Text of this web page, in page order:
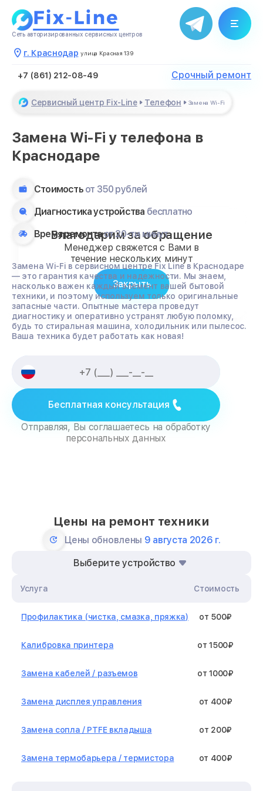
Сеть авторизированных сервисных центров
г. Краснодар улица Красная 139
+7 (861) 212-08-49 Срочный ремонт
Сервисный центр Fix-Line Телефон Замена Wi-Fi
Замена Wi-Fi у телефона в
Краснодаре
Стоимость от 350 рублей
Диагностика устройства бесплатно
Время ремонтаот 20-ти минут
Замена Wi-Fi в сервисном центре Fix Line в Краснодаре
— это гарантия качества и надежности. Мы знаем,
насколько важен каждый элемент вашей бытовой
техники, и поэтому используем только оригинальные
запасные части. Опытные мастера проведут
диагностику и оперативно устранят любую поломку,
будь то стиральная машина, холодильник или пылесос.
Ваша техника будет работать как новая!
Бесплатная консультация
Отправляя, Вы соглашаетесь на обработку
персональных данных
Цены на ремонт техники
Цены обновлены 9 августа 2026 г.
Выберите устройство
Услуга Стоимость
Профилактика (чистка, смазка, пряжка) от 500₽
Калибровка принтера от 1500₽
Замена кабелей / разъемов от 1000₽
Замена дисплея управления от 400₽
Замена сопла / PTFE вкладыша от 200₽
Замена термобарьера / термистора от 400₽
Благодарим за обращение
Менеджер свяжется с Вами в
течение нескольких минут
Закрыть